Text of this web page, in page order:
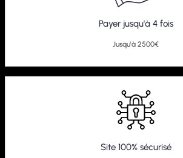
Payer jusqu'à 4 fois
Jusqu'à 2500€
Site 100% sécurisé